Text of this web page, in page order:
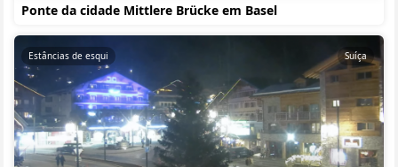
Ponte da cidade Mittlere Brücke em Basel
Estâncias de esqui Suíça